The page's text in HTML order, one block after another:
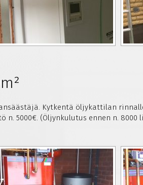
Kytkentä öljykattilan
n. 5000€. (Öljynkulutus ennen n.